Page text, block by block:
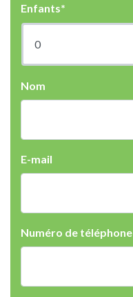
Enfants*
Nom
E-mail
Numéro de téléphone